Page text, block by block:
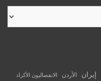
إيران الأردن الانفصاليون الأكراد